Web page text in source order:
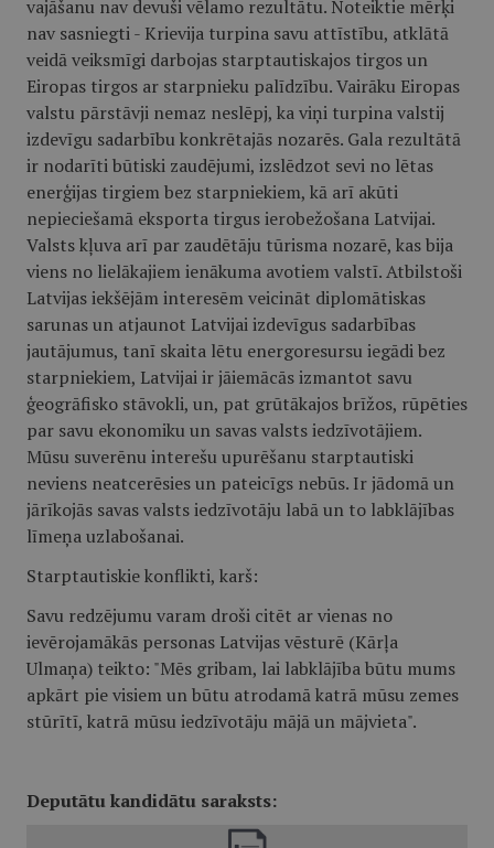
vajāšanu nav devuši vēlamo rezultātu. Noteiktie mērķi
nav sasniegti - Krievija turpina savu attīstību, atklātā
veidā veiksmīgi darbojas starptautiskajos tirgos un
Eiropas tirgos ar starpnieku palīdzību. Vairāku Eiropas
valstu pārstāvji nemaz neslēpj, ka viņi turpina valstij
izdevīgu sadarbību konkrētajās nozarēs. Gala rezultātā
ir nodarīti būtiski zaudējumi, izslēdzot sevi no lētas
enerģijas tirgiem bez starpniekiem, kā arī akūti
nepieciešamā eksporta tirgus ierobežošana Latvijai.
Valsts kļuva arī par zaudētāju tūrisma nozarē, kas bija
viens no lielākajiem ienākuma avotiem valstī. Atbilstoši
Latvijas iekšējām interesēm veicināt diplomātiskas
sarunas un atjaunot Latvijai izdevīgus sadarbības
jautājumus, tanī skaita lētu energoresursu iegādi bez
starpniekiem, Latvijai ir jāiemācās izmantot savu
ģeogrāfisko stāvokli, un, pat grūtākajos brīžos, rūpēties
par savu ekonomiku un savas valsts iedzīvotājiem.
Mūsu suverēnu interešu upurēšanu starptautiski
neviens neatcerēsies un pateicīgs nebūs. Ir jādomā un
jārīkojās savas valsts iedzīvotāju labā un to labklājības
līmeņa uzlabošanai.
Starptautiskie konflikti, karš:
Savu redzējumu varam droši citēt ar vienas no
ievērojamākās personas Latvijas vēsturē (Kārļa
Ulmaņa) teikto: "Mēs gribam, lai labklājība būtu mums
apkārt pie visiem un būtu atrodamā katrā mūsu zemes
stūrītī, katrā mūsu iedzīvotāju mājā un mājvieta".
Deputātu kandidātu saraksts: